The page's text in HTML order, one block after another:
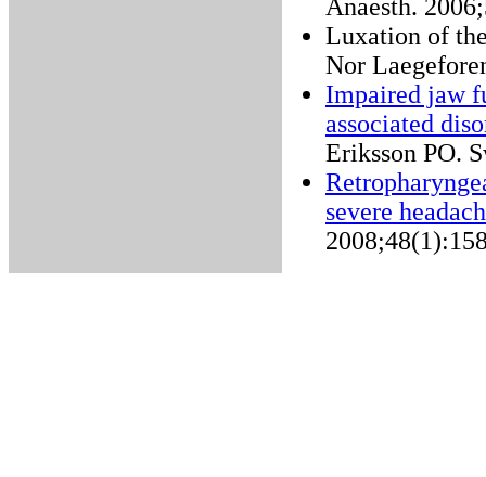
Anaesth.
Luxation of
Nor
Impaired jaw
associated
Eriksson PO.
severe